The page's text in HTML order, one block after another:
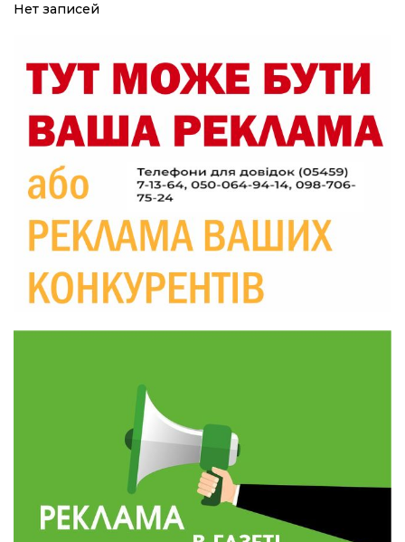
19:36
Пишіть листи самому собі, або як уникнути
19:29
30 лип
«Все закінчиться, приїду й одружуся…»: Пам’яті
26-річного Захисника Богдана Ємця (ВІДЕО)
20:06
Паливо по 100 грн та ризик дефіциту: чому в
28 лип
Житлові сертифікати, підготовка до зими та
підтримка ВПО: підсумки засідання виконкому
Краснопільської селищної ради
10:36
28 лип
Валентина Масалітіна: «Нас тримає віра в
Перемогу і повернення додому»
Обмежено придатний, але безмежно
вмотивований: Як колишній лісівник став асом
артилерії
490 пацієнтів та 15 відвіданих сіл: МБФ
«Альянс громадського здоров’я» підбив
підсумки роботи мобільних клінік у Сумській
області
Нет записей